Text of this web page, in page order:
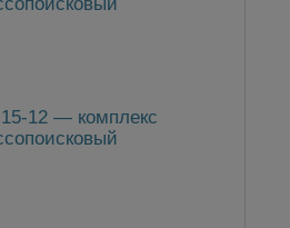
12 — комплекс